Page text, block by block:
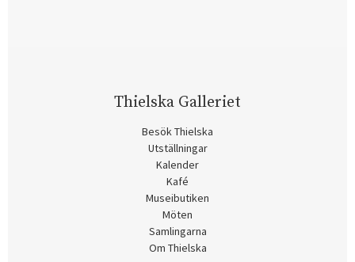
Thielska Galleriet
Besök Thielska
Utställningar
Kalender
Kafé
Museibutiken
Möten
Samlingarna
Om Thielska